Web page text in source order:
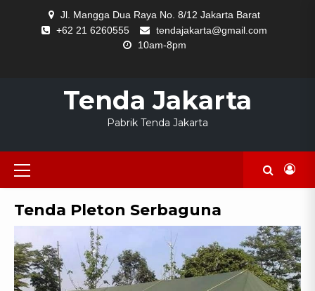
Jl. Mangga Dua Raya No. 8/12 Jakarta Barat
+62 21 6260555
tendajakarta@gmail.com
10am-8pm
Tenda Jakarta
Pabrik Tenda Jakarta
Primary
Menu
Tenda Pleton Serbaguna